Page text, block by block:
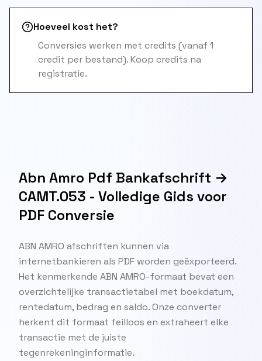
Hoeveel kost het?
Conversies werken met credits (vanaf 1
credit per bestand). Koop credits na
registratie.
Abn Amro Pdf Bankafschrift →
CAMT.053 - Volledige Gids voor
PDF Conversie
ABN AMRO afschriften kunnen via
internetbankieren als PDF worden geëxporteerd.
Het kenmerkende ABN AMRO-formaat bevat een
overzichtelijke transactietabel met boekdatum,
rentedatum, bedrag en saldo. Onze converter
herkent dit formaat feilloos en extraheert elke
transactie met de juiste
tegenrekeninginformatie.